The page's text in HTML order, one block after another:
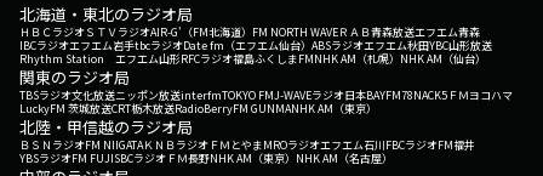
北海道・東北のラジオ局
ＨＢＣラジオＳＴＶラジオAIR-G'（FM北海道） FM NORTH WAVEＲＡＢ青森放送エフエム青森
IBCラジオエフエム岩手tbcラジオDate fm（エフエム仙台） ABSラジオエフエム秋田YBC山形放送
Rhythm Station エフエム山形RFCラジオ福島ふくしまFMNHK AM（札幌） NHK AM（仙台）
関東のラジオ局
TBSラジオ文化放送ニッポン放送interfmTOKYO FMJ-WAVEラジオ日本BAYFM78NACK5 ＦＭヨコハマ
LuckyFM 茨城放送CRT栃木放送RadioBerryFM GUNMANHK AM（東京）
北陸・甲信越のラジオ局
ＢＳＮラジオFM NIIGATAＫＮＢラジオ ＦＭとやまMROラジオエフエム石川FBCラジオFM福井
YBSラジオFM FUJISBCラジオ ＦＭ長野NHK AM（東京） NHK AM（名古屋）